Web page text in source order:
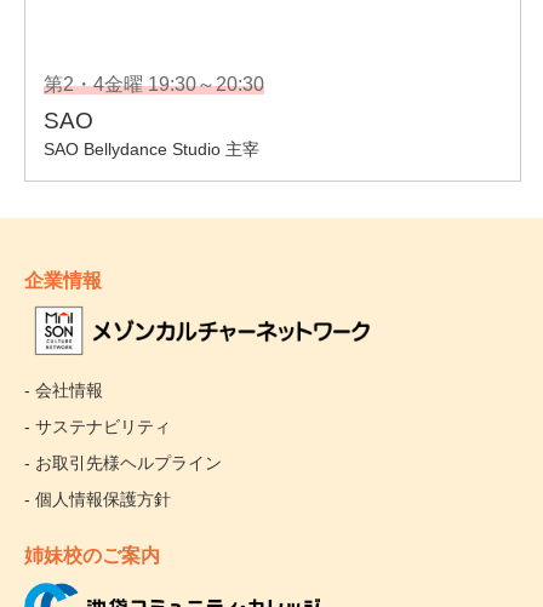
企業情報
- 会社情報
- サステナビリティ
- お取引先様ヘルプライン
- 個人情報保護方針
姉妹校のご案内